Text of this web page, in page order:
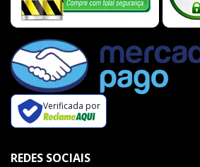
Verificada por
REDES SOCIAIS